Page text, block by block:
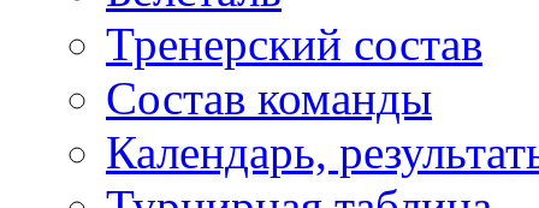
Тренерский состав
Состав команды
Календарь,